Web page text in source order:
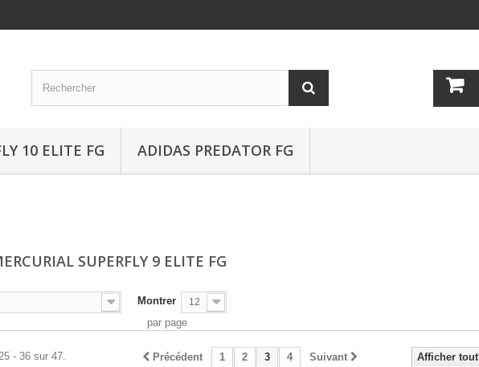
10 ELITE FG ADIDAS PREDATOR FG
SUPERFLY 9 ELITE FG
Montrer 12
par page
Afficher tout
Précédent 1 2 3 4 Suivant
- 36 sur 47.